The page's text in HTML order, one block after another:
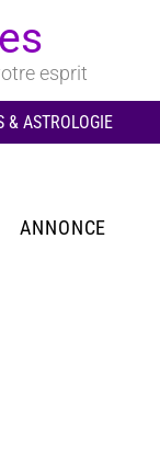
esprit
& ASTROLOGIE
ANNONCE